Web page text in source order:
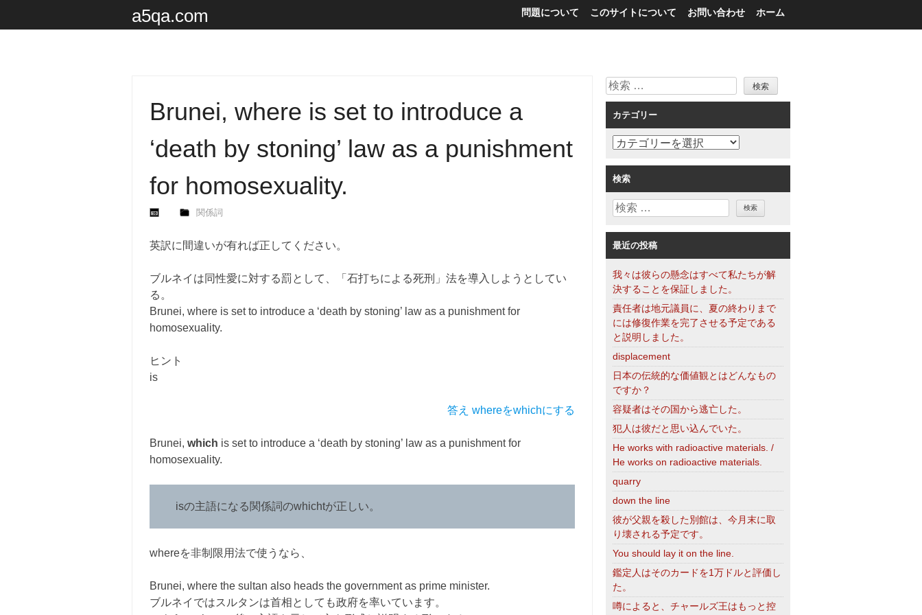
a5qa.com ホーム
お問い合わせ
このサイトについて
問題について
Brunei, where is set to introduce a
‘death by stoning’ law as a punishment
for homosexuality.
関係詞
英訳に間違いが有れば正してください。
ブルネイは同性愛に対する罰として、「石打ちによる死刑」法を導入しようとしてい
る。
Brunei, where is set to introduce a ‘death by stoning’ law as a punishment for
homosexuality.
ヒント
is
答え whereをwhichにする
Brunei, which is set to introduce a ‘death by stoning’ law as a punishment for
homosexuality.
isの主語になる関係詞のwhichtが正しい。
whereを非制限用法で使うなら、
Brunei, where the sultan also heads the government as prime minister.
ブルネイではスルタンは首相としても政府を率いています。
検
索
カテゴリー
カ
ゴ
リ
ー
検索
検
最近の投稿
我々は彼らの懸念はすべて私たちが解
決することを保証しました。
責任者は地元議員に、夏の終わりまで
には修復作業を完了させる予定である
と説明しました。
displacement
日本の伝統的な価値観とはどんなもの
ですか？
容疑者はその国から逃亡した。
犯人は彼だと思い込んでいた。
He works with radioactive materials. /
He works on radioactive materials.
quarry
down the line
彼が父親を殺した別館は、今月末に取
り壊される予定です。
You should lay it on the line.
鑑定人はそのカードを1万ドルと評価し
た。
噂によると、チャールズ王はもっと控